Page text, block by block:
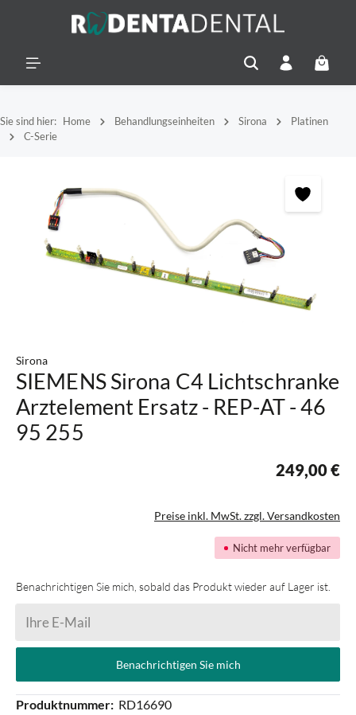
Sie sind hier: Home Behandlungseinheiten Sirona
Platinen
C-Serie
Sirona
SIEMENS Sirona C4 Lichtschranke
Arztelement Ersatz - REP-AT - 46
95 255
249,00 €
Preise inkl. MwSt. zzgl. Versandkosten
Nicht mehr verfügbar
Benachrichtigen Sie mich, sobald das Produkt wieder auf Lager ist.
Benachrichtigen Sie mich
Produktnummer: RD16690